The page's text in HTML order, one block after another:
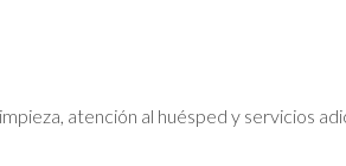
atención al huésped y servicios